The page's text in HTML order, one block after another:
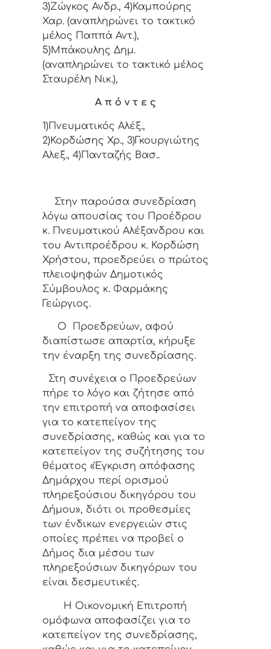
3)Ζώγκος Ανδρ., 4)Καμπούρης
Χαρ. (αναπληρώνει το τακτικό
μέλος Παππά Αντ.),
5)Μπάκουλης Δημ.
(αναπληρώνει το τακτικό μέλος
Σταυρέλη Νικ.),
Α π ό ν τ ε ς
1)Πνευματικός Αλέξ.,
2)Κορδώσης Χρ., 3)Γκουργιώτης
Αλεξ., 4)Πανταζής Βασ..
Στην παρούσα συνεδρίαση
λόγω απουσίας του Προέδρου
κ. Πνευματικού Αλέξανδρου και
του Αντιπροέδρου κ. Κορδώση
Χρήστου, προεδρεύει ο πρώτος
πλειοψηφών Δημοτικός
Σύμβουλος κ. Φαρμάκης
Γεώργιος.
Ο Προεδρεύων, αφού
διαπίστωσε απαρτία, κήρυξε
την έναρξη της συνεδρίασης.
Στη συνέχεια ο Προεδρεύων
πήρε το λόγο και ζήτησε από
την επιτροπή να αποφασίσει
για το κατεπείγον της
συνεδρίασης, καθώς και για το
κατεπείγον της συζήτησης του
θέματος «Έγκριση απόφασης
Δημάρχου περί ορισμού
πληρεξούσιου δικηγόρου του
Δήμου», διότι οι προθεσμίες
των ένδικων ενεργειών στις
οποίες πρέπει να προβεί ο
Δήμος δια μέσου των
πληρεξούσιων δικηγόρων του
είναι δεσμευτικές.
Η Οικονομική Επιτροπή
ομόφωνα αποφασίζει για το
κατεπείγον της συνεδρίασης,